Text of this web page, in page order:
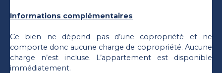
Informations complémentaires
Ce bien ne dépend pas d’une copropriété et ne
comporte donc aucune charge de copropriété. Aucune
charge n’est incluse. L’appartement est disponible
immédiatement.